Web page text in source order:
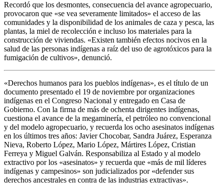
Recordó que los desmontes, consecuencia del avance agropecuario,
provocaron que «se vea severamente limitados» el acceso de las
comunidades y la disponibilidad de los animales de caza y pesca, las
plantas, la miel de recolección e incluso los materiales para la
construcción de viviendas. «Existen también efectos nocivos en la
salud de las personas indígenas a raíz del uso de agrotóxicos para la
fumigación de cultivos», denunció.
«Derechos humanos para los pueblos indígenas», es el título de un
documento presentado el 19 de noviembre por organizaciones
indígenas en el Congreso Nacional y entregado en Casa de
Gobierno. Con la firma de más de ochenta dirigentes indígenas,
cuestiona el avance de la megaminería, el petróleo no convencional
y del modelo agropecuario, y recuerda los ocho asesinatos indígenas
en los últimos tres años: Javier Chocobar, Sandra Juárez, Esperanza
Nieva, Roberto López, Mario López, Mártires López, Cristian
Ferreya y Miguel Galván. Responsabiliza al Estado y al modelo
extractivo por los «asesinatos» y recuerda que «más de mil líderes
indígenas y campesinos» son judicializados por «defender sus
derechos ancestrales en contra de las industrias extractivas».